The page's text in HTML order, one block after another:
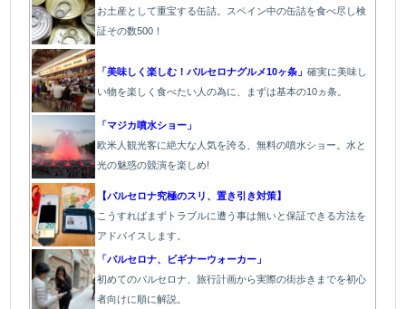
お土産として重宝する缶詰。スペイン中の缶詰を食べ尽し検
証その数500！
「美味しく楽しむ！バルセロナグルメ10ヶ条」確実に美味し
い物を楽しく食べたい人の為に、まずは基本の10ヵ条。
「マジカ噴水ショー」
欧米人観光客に絶大な人気を誇る、無料の噴水ショー。水と
光の魅惑の競演を楽しめ!
【バルセロナ究極のスリ、置き引き対策】
こうすればまずトラブルに遭う事は無いと保証できる方法を
アドバイスします。
「バルセロナ、ビギナーウォーカー」
初めてのバルセロナ、旅行計画から実際の街歩きまでを初心
者向けに順に解説。